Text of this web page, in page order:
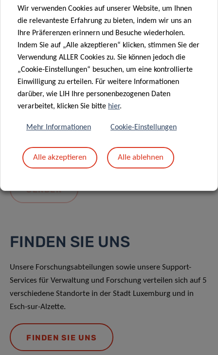
Mit dem Absenden Ihrer Nachricht erklären Sie
Datenschutzrichtlinie.
FINDEN SIE UNS
Unsere Forschungsabteilungen sowie unsere Support-
Services für Verwaltung und Forschung verteilen sich auf 5
verschiedene Standorte in der Stadt Luxemburg und in
Esch-sur-Alzette.
FINDEN SIE UNS
Wir verwenden Cookies auf unserer Website, um Ihnen
die relevanteste Erfahrung zu bieten, indem wir uns an
Ihre Präferenzen erinnern und Besuche wiederholen.
Indem Sie auf „Alle akzeptieren“ klicken, stimmen Sie der
Verwendung ALLER Cookies zu. Sie können jedoch die
„Cookie-Einstellungen“ besuchen, um eine kontrollierte
Einwilligung zu erteilen. Für weitere Informationen
darüber, wie LIH Ihre personenbezogenen Daten
verarbeitet, klicken Sie bitte hier.
Mehr Informationen Cookie-Einstellungen
Alle akzeptieren Alle ablehnen